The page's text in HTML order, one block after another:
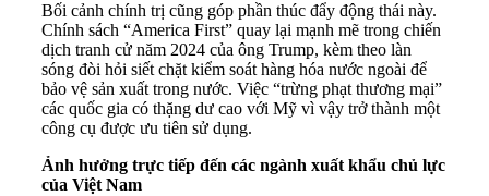
Bối cảnh chính trị cũng góp phần thúc đẩy động thái này.
Chính sách “America First” quay lại mạnh mẽ trong chiến
dịch tranh cử năm 2024 của ông Trump, kèm theo làn
sóng đòi hỏi siết chặt kiểm soát hàng hóa nước ngoài để
bảo vệ sản xuất trong nước. Việc “trừng phạt thương mại”
các quốc gia có thặng dư cao với Mỹ vì vậy trở thành một
công cụ được ưu tiên sử dụng.
Ảnh hưởng trực tiếp đến các ngành xuất khẩu chủ lực
của Việt Nam